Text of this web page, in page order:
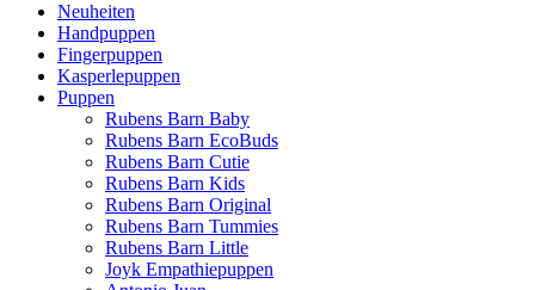
Neuheiten
Handpuppen
Fingerpuppen
Kasperlepuppen
Puppen
Rubens Barn Baby
Rubens Barn EcoBuds
Rubens Barn Cutie
Rubens Barn Kids
Rubens Barn Original
Rubens Barn Tummies
Rubens Barn Little
Joyk Empathiepuppen